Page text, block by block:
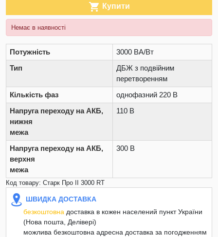
 Купити
Немає в наявності
Потужність
3000 ВА/Вт
Тип
ДБЖ з подвійним
перетворенням
Кількість фаз
однофазний 220 В
Напруга переходу на АКБ,
нижня
межа
110 В
Напруга переходу на АКБ,
верхня
межа
300 В
Код товару: Старк Про II 3000 RT
ШВИДКА ДОСТАВКА
безкоштовна доставка в кожен населений пункт України
(Нова пошта, Делівері)
можлива безкоштовна адресна доставка за погодженням